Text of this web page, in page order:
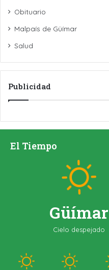
Obituario
Malpaís de Güímar
Salud
Publicidad
El Tiempo
Güímar
Cielo despejado